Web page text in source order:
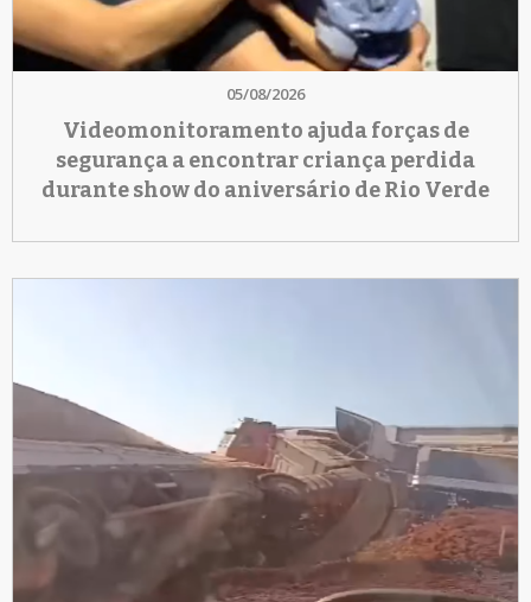
05/08/2026
Videomonitoramento ajuda forças de
segurança a encontrar criança perdida
durante show do aniversário de Rio Verde